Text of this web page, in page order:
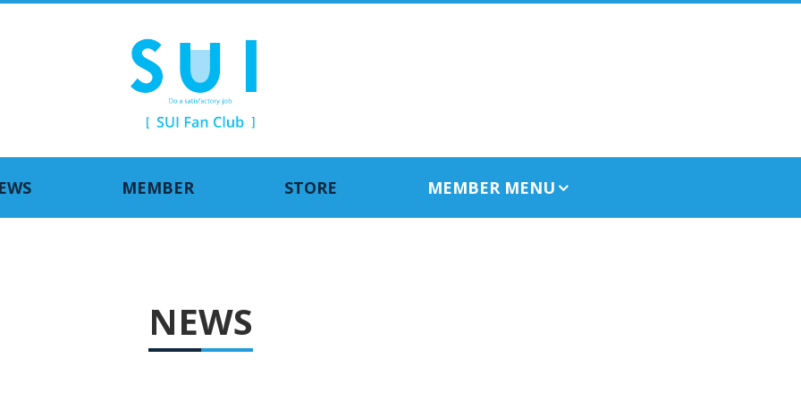
MEMBER STORE MEMBER MENU
NEWS